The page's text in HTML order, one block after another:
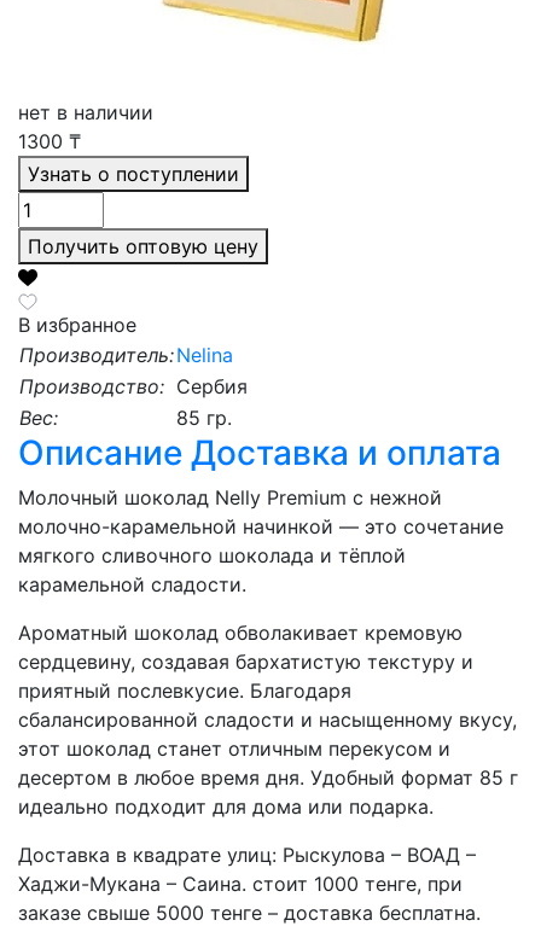
нет в наличии
1300 ₸
Узнать о поступлении
Получить оптовую цену
В избранное
Производитель:Nelina
Производство: Сербия
Вес:
85 гр.
Описание Доставка и оплата
Молочный шоколад Nelly Premium с нежной
молочно-карамельной начинкой — это сочетание
мягкого сливочного шоколада и тёплой
карамельной сладости.
Ароматный шоколад обволакивает кремовую
сердцевину, создавая бархатистую текстуру и
приятный послевкусие. Благодаря
сбалансированной сладости и насыщенному вкусу,
этот шоколад станет отличным перекусом и
десертом в любое время дня. Удобный формат 85 г
идеально подходит для дома или подарка.
Доставка в квадрате улиц: Рыскулова – ВОАД –
Хаджи-Мукана – Саина. стоит 1000 тенге, при
заказе свыше 5000 тенге – доставка бесплатна.